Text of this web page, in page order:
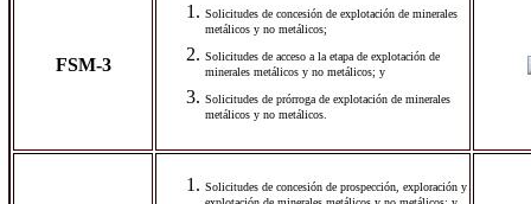
FSM-3
Solicitudes de concesión de explotación de minerales
metálicos y no metálicos;
Solicitudes de acceso a la etapa de explotación de
minerales metálicos y no metálicos; y
Solicitudes de prórroga de explotación de minerales
metálicos y no metálicos.
Solicitudes de concesión de prospección, exploración y